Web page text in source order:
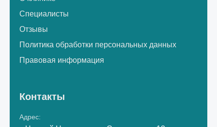
Специалисты
Отзывы
Политика обработки персональных данных
Правовая информация
Контакты
Адрес: